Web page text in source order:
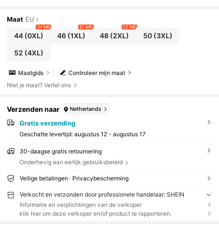
Maat EU
44(0XL)
14 left
46 (1XL)
15 left
48(2XL)
12 left
50(3XL)
52 (4XL)
Controleer mijn maat
Maatgids
Niet je maat? Vertel ons
Verzenden naar Netherlands
Gratis verzending
Geschatte levertijd: augustus 12 - augustus 17
30-daagse gratis retournering
Onderhevig aan eerlijk gebruiksbeleid
Veilige betalingen · Privacybescherming
Verkocht en verzonden door professionele handelaar: SHEIN
Informatie en verplichtingen van de verkoper
klik hier om deze verkoper en/of product te rapporteren.